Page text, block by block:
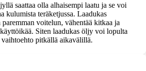
saattaa olla alhaisempi laatu ja se voi
kulumista teräketjussa. Laadukas
voitelun, vähentää kitkaa ja
Siten laadukas öljy voi lopulta
pitkällä aikavälillä.